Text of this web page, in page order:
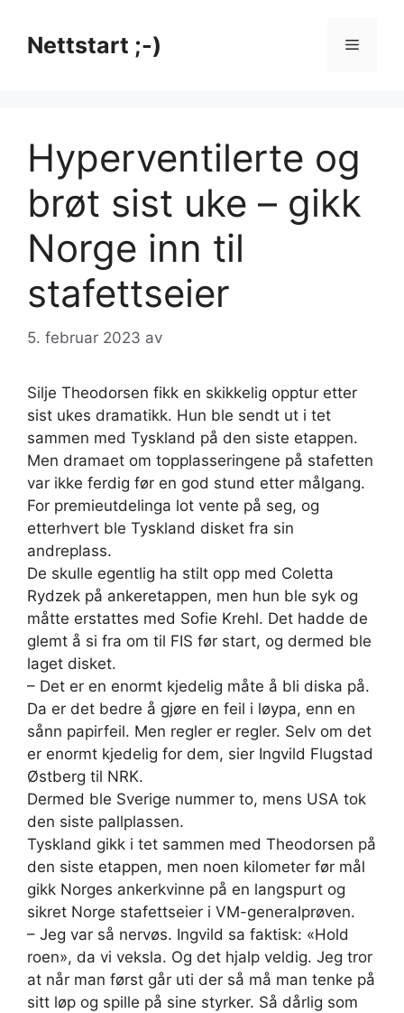
innholdNettstart ;-) Meny
Hyperventilerte og
brøt sist uke – gikk
Norge inn til
stafettseier
5. februar 2023 av
Silje Theodorsen fikk en skikkelig opptur etter
sist ukes dramatikk. Hun ble sendt ut i tet
sammen med Tyskland på den siste etappen.
Men dramaet om topplasseringene på stafetten
var ikke ferdig før en god stund etter målgang.
For premieutdelinga lot vente på seg, og
etterhvert ble Tyskland disket fra sin
andreplass.
De skulle egentlig ha stilt opp med Coletta
Rydzek på ankeretappen, men hun ble syk og
måtte erstattes med Sofie Krehl. Det hadde de
glemt å si fra om til FIS før start, og dermed ble
laget disket.
– Det er en enormt kjedelig måte å bli diska på.
Da er det bedre å gjøre en feil i løypa, enn en
sånn papirfeil. Men regler er regler. Selv om det
er enormt kjedelig for dem, sier Ingvild Flugstad
Østberg til NRK.
Dermed ble Sverige nummer to, mens USA tok
den siste pallplassen.
Tyskland gikk i tet sammen med Theodorsen på
den siste etappen, men noen kilometer før mål
gikk Norges ankerkvinne på en langspurt og
sikret Norge stafettseier i VM-generalprøven.
– Jeg var så nervøs. Ingvild sa faktisk: «Hold
roen», da vi veksla. Og det hjalp veldig. Jeg tror
at når man først går uti der så må man tenke på
sitt løp og spille på sine styrker. Så dårlig som